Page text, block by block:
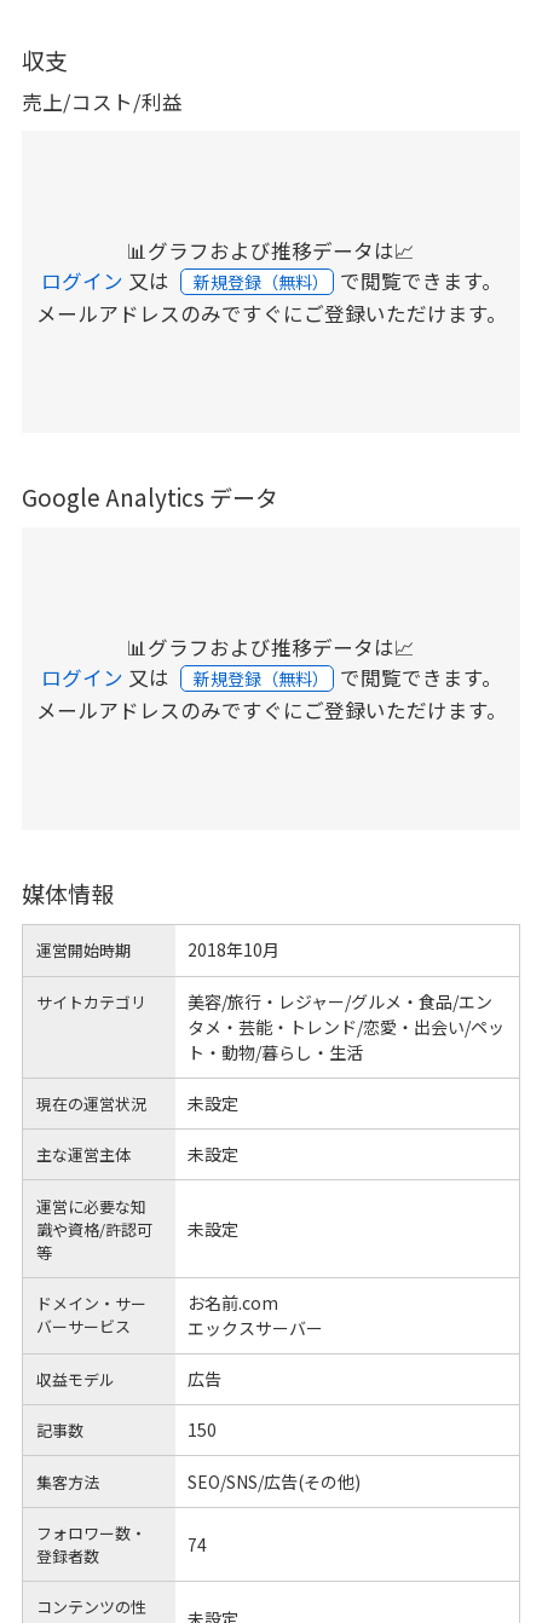
収支
売上/コスト/利益
📊グラフおよび推移データは📈
ログイン 又は 新規登録（無料） で閲覧できます。
メールアドレスのみですぐにご登録いただけます。
Google Analytics データ
📊グラフおよび推移データは📈
ログイン 又は 新規登録（無料） で閲覧できます。
メールアドレスのみですぐにご登録いただけます。
媒体情報
運営開始時期 2018年10月
サイトカテゴリ
美容/旅行・レジャー/グルメ・食品/エン
タメ・芸能・トレンド/恋愛・出会い/ペッ
ト・動物/暮らし・生活
現在の運営状況 未設定
主な運営主体 未設定
運営に必要な知
識や資格/許認可
等
未設定
ドメイン・サー
バーサービス
お名前.com
エックスサーバー
収益モデル 広告
記事数 150
集客方法 SEO/SNS/広告(その他)
フォロワー数・
登録者数
74
コンテンツの性
未設定